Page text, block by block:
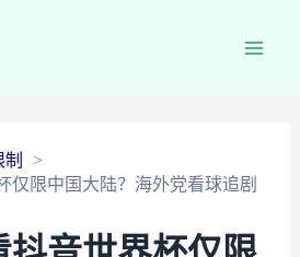
仅限中国大陆？海外党看球追剧